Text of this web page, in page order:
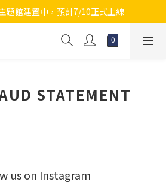
題館建置中，預計7/10正式上線
STATEMENT
us on Instagram